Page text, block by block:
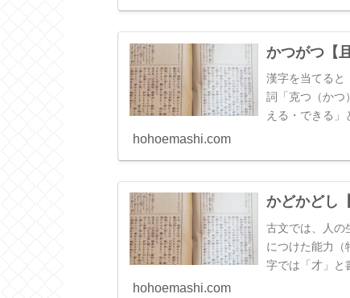
かつがつ【
漢字を当てると
詞「克つ（かつ
える・できる」
いうことにな
しおいても真っ
さておき」など
hohoemashi.com
かどかどし
古文では、人の
につけた能力（
字では「才」と
詞は、この「
hohoemashi.com